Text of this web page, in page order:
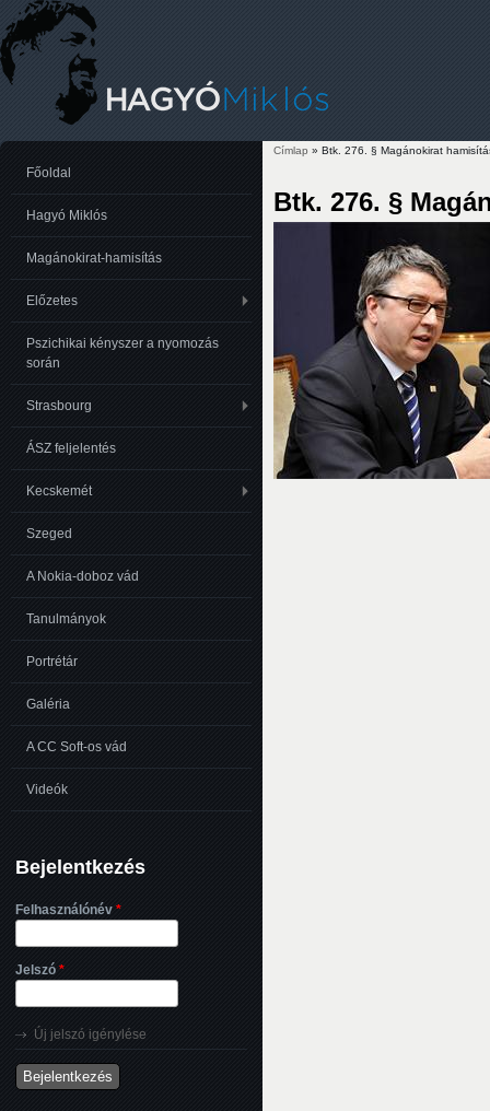
Címlap » Btk. 276. § Magánokirat
Btk. 276. §
Főoldal
Hagyó Miklós
Magánokirat-hamisítás
Előzetes
Pszichikai kényszer a nyomozás
során
Strasbourg
ÁSZ feljelentés
Kecskemét
Szeged
A Nokia-doboz vád
Tanulmányok
Portrétár
Galéria
A CC Soft-os vád
Videók
Bejelentkezés
Felhasználónév *
Jelszó *
Új jelszó igénylése